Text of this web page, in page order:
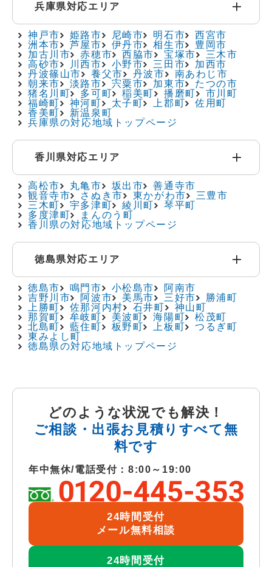
兵庫県対応エリア
神戸市 姫路市 尼崎市 明石市
西宮市
洲本市
芦屋市 伊丹市 相生市
豊岡市
加古川市
赤穂市 西脇市 宝塚市
三木市
高砂市
川西市 小野市 三田市
加西市
丹波篠山市
養父市 丹波市
南あわじ市
朝来市
淡路市 宍粟市 加東市
たつの市
猪名川町
多可町 稲美町 播磨町
市川町
福崎町
神河町 太子町 上郡町
佐用町
香美町
新温泉町
兵庫県の対応地域トップページ
香川県対応エリア
高松市 丸亀市 坂出市
善通寺市
観音寺市
さぬき市 東かがわ市
三豊市
三木町
宇多津町 綾川町
琴平町
多度津町
まんのう町
香川県の対応地域トップページ
徳島県対応エリア
徳島市 鳴門市 小松島市
阿南市
吉野川市
阿波市 美馬市 三好市
勝浦町
上勝町
佐那河内村 石井町
神山町
那賀町
牟岐町 美波町 海陽町
松茂町
北島町
藍住町 板野町 上板町
つるぎ町
東みよし町
徳島県の対応地域トップページ
どのような状況でも解決！
ご相談・出張お見積りすべて無
料です
年中無休/電話受付：8:00～19:00
24時間受付
メール無料相談
24時間受付